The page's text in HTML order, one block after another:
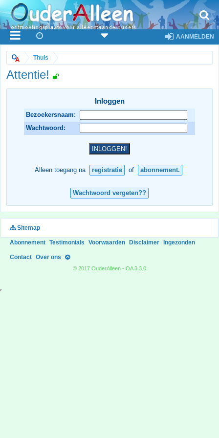
AANMELDEN
Thuis
Attentie!
Inloggen
Bezoekersnaam:
Wachtwoord:
Alleen toegang na registratie of abonnement.
Wachtwoord vergeten??
Sitemap
Abonnement Testimonials Voorwaarden Disclaimer Ingezonden
Contact Over ons
© 2017 OuderAlleen - OA 3.3.0